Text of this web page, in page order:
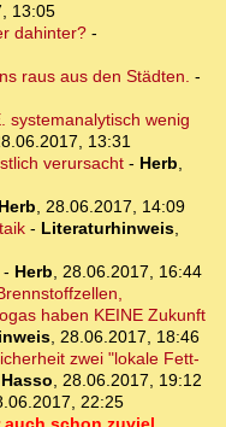
13:05
dahinter?-
raus aus den Städten. -
systemanalytisch wenig
13:31
verursacht- Herb,
Herb, 28.06.2017, 14:09
- Literaturhinweis,
Herb, 28.06.2017, 16:44
haben KEINE Zukunft
, 28.06.2017, 18:46
zwei "lokale Fett-
Hasso, 28.06.2017, 19:12
22:25